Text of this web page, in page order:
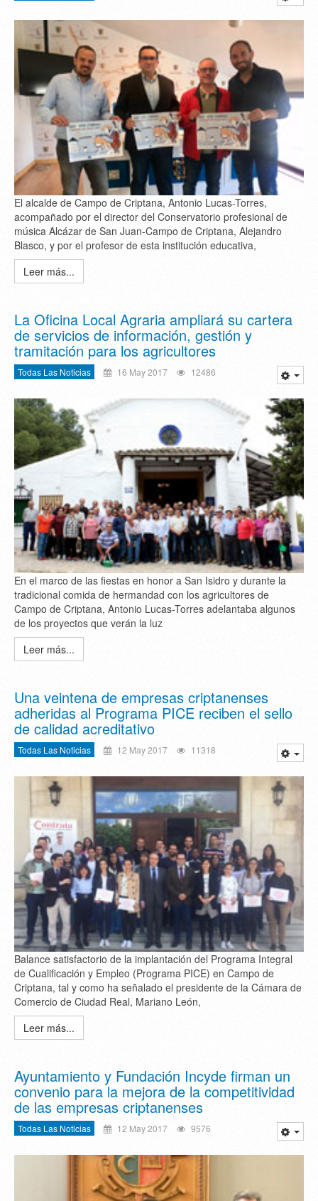
El alcalde de Campo de Criptana, Antonio Lucas-Torres,
acompañado por el director del Conservatorio profesional de
música Alcázar de San Juan-Campo de Criptana, Alejandro
Blasco, y por el profesor de esta institución educativa,
Leer más...
La Oficina Local Agraria ampliará su cartera
de servicios de información, gestión y
tramitación para los agricultores
Todas Las Noticias 16 May 2017 12486
En el marco de las fiestas en honor a San Isidro y durante la
tradicional comida de hermandad con los agricultores de
Campo de Criptana, Antonio Lucas-Torres adelantaba algunos
de los proyectos que verán la luz
Leer más...
Una veintena de empresas criptanenses
adheridas al Programa PICE reciben el sello
de calidad acreditativo
Todas Las Noticias 12 May 2017 11318
Balance satisfactorio de la implantación del Programa Integral
de Cualificación y Empleo (Programa PICE) en Campo de
Criptana, tal y como ha señalado el presidente de la Cámara de
Comercio de Ciudad Real, Mariano León,
Leer más...
Ayuntamiento y Fundación Incyde firman un
convenio para la mejora de la competitividad
de las empresas criptanenses
Todas Las Noticias 12 May 2017 9576